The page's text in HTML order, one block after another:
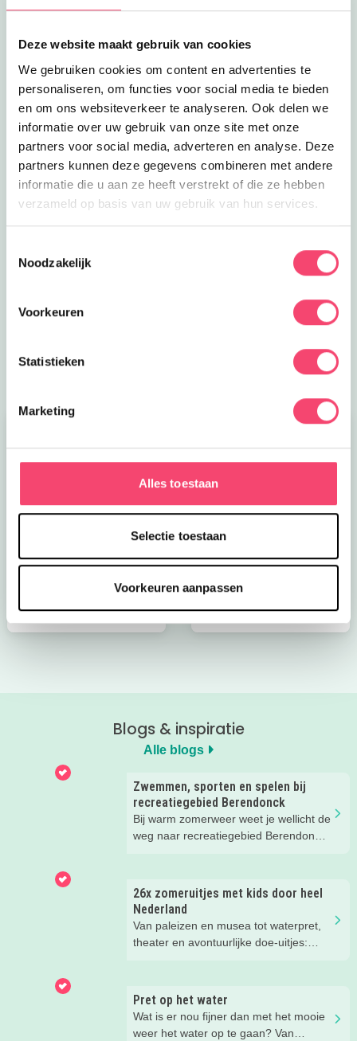
Deze website maakt gebruik van cookies
We gebruiken cookies om content en advertenties te
personaliseren, om functies voor social media te bieden
en om ons websiteverkeer te analyseren. Ook delen we
informatie over uw gebruik van onze site met onze
partners voor social media, adverteren en analyse. Deze
partners kunnen deze gegevens combineren met andere
informatie die u aan ze heeft verstrekt of die ze hebben
verzameld op basis van uw gebruik van hun services.
Noodzakelijk
Voorkeuren
Statistieken
Marketing
Alles toestaan
Selectie toestaan
Voorkeuren aanpassen
Klauter over rotsen, verken geheime paadjes, maak
waterspeelplaats.
Kroon op de taart bij
kinderen!
Blogs & inspiratie
Alle blogs
Zwemmen, sporten en spelen bij
recreatiegebied Berendonck
Bij warm zomerweer weet je wellicht de
weg naar recreatiegebied Berendonck
voor het hele gezin bij dit prachtige
recreatiegebied van Leisurelands? Wij
delen onze favoriete tips met je!
26x zomeruitjes met kids door heel
Nederland
Van paleizen en musea tot waterpret,
theater en avontuurlijke doe-uitjes:
Pret op het water
Wat is er nou fijner dan met het mooie
weer het water op te gaan? Van